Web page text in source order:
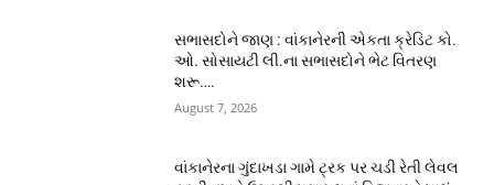
સભાસદોને જાણ : વાંકાનેરની એકતા ક્રેડિટ કો.
ઓ. સોસાયટી લી.ના સભાસદોને ભેટ વિતરણ
શરૂ….
August 7, 2026
વાંકાનેરના ગુંદાખડા ગામે ટ્રક પર ચડી રેતી લેવલ